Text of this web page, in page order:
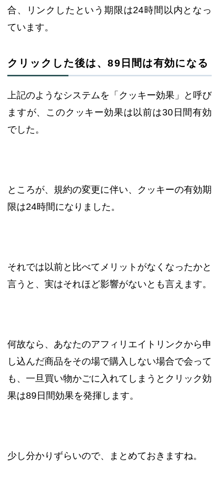
合、リンクしたという 期限は24時間以内となっ
ています。
クリックした後は、89日間は有効になる
上記のようなシステムを「クッキー効果」と呼び
ますが、このクッキー効果は以前は30日間有効
でした。
ところが、規約の変更に伴い、クッキーの有効期
限は24時間になりました。
それでは以前と比べてメリットがなくなったかと
言うと、実はそれほど影響がないとも言えます。
何故なら、あなたのアフィリエイトリンクから申
し込んだ商品をその場で購入しない場合で会って
も、一旦買い物かごに入れてしまうと クリック効
果は89日間効果を発揮します。
少し分かりずらいので、まとめておきますね。